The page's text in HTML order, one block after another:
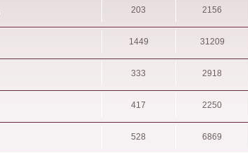
203 2156
1449 31209
333 2918
417 2250
528 6869